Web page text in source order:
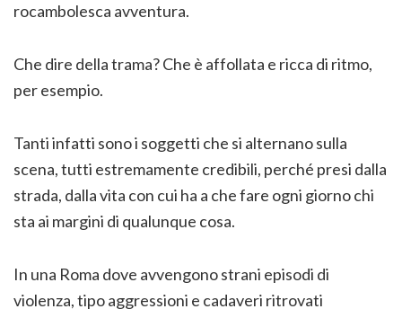
rocambolesca avventura.
Che dire della trama? Che è affollata e ricca di ritmo,
per esempio.
Tanti infatti sono i soggetti che si alternano sulla
scena, tutti estremamente credibili, perché presi dalla
strada, dalla vita con cui ha a che fare ogni giorno chi
sta ai margini di qualunque cosa.
In una Roma dove avvengono strani episodi di
violenza, tipo aggressioni e cadaveri ritrovati